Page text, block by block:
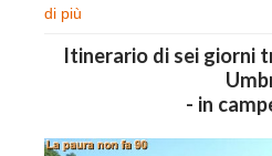
di più
Itinerario di sei giorni
- in